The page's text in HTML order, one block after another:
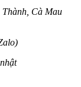
Cà Mau